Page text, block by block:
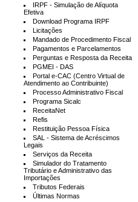
IRPF - Simulação de Alíquota
Efetiva
Download Programa IRPF
Licitações
Mandado de Procedimento Fiscal
Pagamentos e Parcelamentos
Perguntas e Resposta da Receita
PGMEI - DAS
Portal e-CAC (Centro Virtual de
Atendimento ao Contribuinte)
Processo Administrativo Fiscal
Programa Sicalc
ReceitaNet
Refis
Restituição Pessoa Física
SAL - Sistema de Acréscimos
Legais
Serviços da Receita
Simulador do Tratamento
Tributário e Administrativo das
Importações
Tributos Federais
Últimas Normas